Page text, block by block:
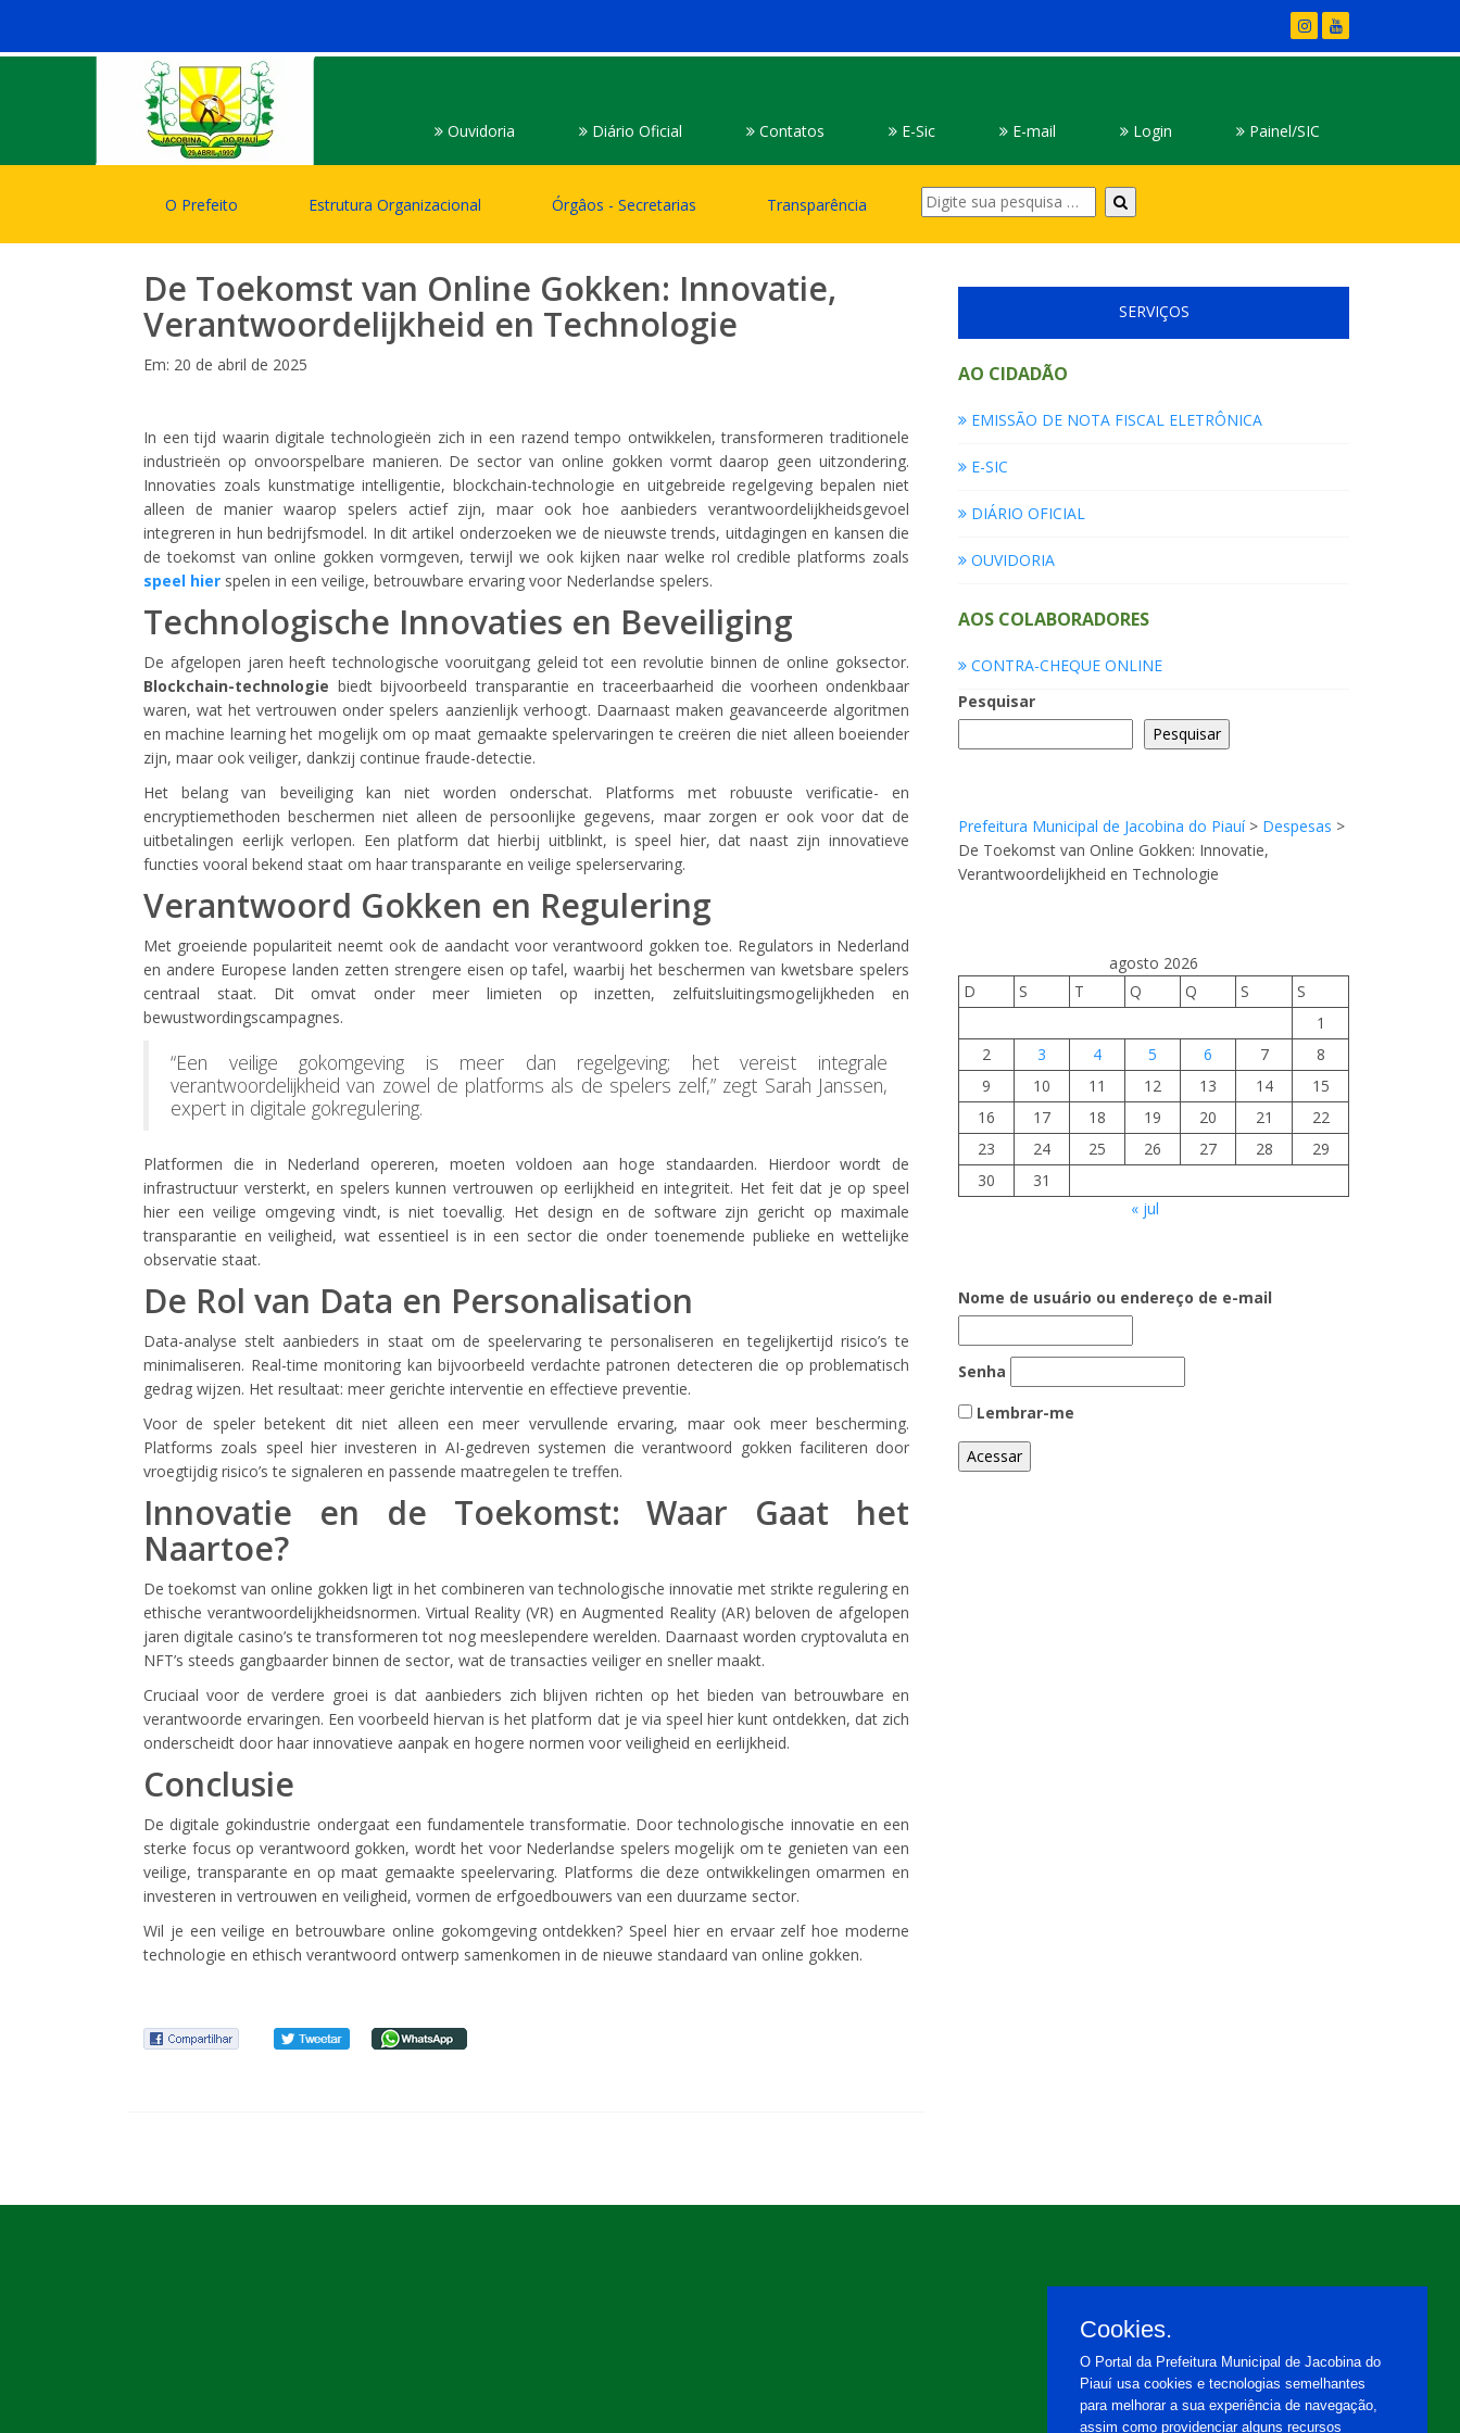
Ouvidoria Diário Oficial Contatos E-Sic E-mail Login Painel/SIC
O Prefeito Estrutura Organizacional Órgâos - Secretarias Transparência
Digite
sua
pesquisa
De Toekomst van Online Gokken: Innovatie,
Verantwoordelijkheid en Technologie
Em: 20 de abril de 2025
In een tijd waarin digitale technologieën zich in een razend tempo ontwikkelen, transformeren traditionele
industrieën op onvoorspelbare manieren. De sector van online gokken vormt daarop geen uitzondering.
Innovaties zoals kunstmatige intelligentie, blockchain-technologie en uitgebreide regelgeving bepalen niet
alleen de manier waarop spelers actief zijn, maar ook hoe aanbieders verantwoordelijkheidsgevoel
integreren in hun bedrijfsmodel. In dit artikel onderzoeken we de nieuwste trends, uitdagingen en kansen die
de toekomst van online gokken vormgeven, terwijl we ook kijken naar welke rol credible platforms zoals
speel hier spelen in een veilige, betrouwbare ervaring voor Nederlandse spelers.
Technologische Innovaties en Beveiliging
De afgelopen jaren heeft technologische vooruitgang geleid tot een revolutie binnen de online goksector.
Blockchain-technologie biedt bijvoorbeeld transparantie en traceerbaarheid die voorheen ondenkbaar
waren, wat het vertrouwen onder spelers aanzienlijk verhoogt. Daarnaast maken geavanceerde algoritmen
en machine learning het mogelijk om op maat gemaakte spelervaringen te creëren die niet alleen boeiender
zijn, maar ook veiliger, dankzij continue fraude-detectie.
Het belang van beveiliging kan niet worden onderschat. Platforms met robuuste verificatie- en
encryptiemethoden beschermen niet alleen de persoonlijke gegevens, maar zorgen er ook voor dat de
uitbetalingen eerlijk verlopen. Een platform dat hierbij uitblinkt, is speel hier, dat naast zijn innovatieve
functies vooral bekend staat om haar transparante en veilige spelerservaring.
Verantwoord Gokken en Regulering
Met groeiende populariteit neemt ook de aandacht voor verantwoord gokken toe. Regulators in Nederland
en andere Europese landen zetten strengere eisen op tafel, waarbij het beschermen van kwetsbare spelers
centraal staat. Dit omvat onder meer limieten op inzetten, zelfuitsluitingsmogelijkheden en
bewustwordingscampagnes.
“Een veilige gokomgeving is meer dan regelgeving; het vereist integrale
verantwoordelijkheid van zowel de platforms als de spelers zelf,” zegt Sarah Janssen,
expert in digitale gokregulering.
Platformen die in Nederland opereren, moeten voldoen aan hoge standaarden. Hierdoor wordt de
infrastructuur versterkt, en spelers kunnen vertrouwen op eerlijkheid en integriteit. Het feit dat je op speel
hier een veilige omgeving vindt, is niet toevallig. Het design en de software zijn gericht op maximale
transparantie en veiligheid, wat essentieel is in een sector die onder toenemende publieke en wettelijke
observatie staat.
De Rol van Data en Personalisation
Data-analyse stelt aanbieders in staat om de speelervaring te personaliseren en tegelijkertijd risico’s te
minimaliseren. Real-time monitoring kan bijvoorbeeld verdachte patronen detecteren die op problematisch
gedrag wijzen. Het resultaat: meer gerichte interventie en effectieve preventie.
Voor de speler betekent dit niet alleen een meer vervullende ervaring, maar ook meer bescherming.
Platforms zoals speel hier investeren in AI-gedreven systemen die verantwoord gokken faciliteren door
vroegtijdig risico’s te signaleren en passende maatregelen te treffen.
Innovatie en de Toekomst: Waar Gaat het
Naartoe?
De toekomst van online gokken ligt in het combineren van technologische innovatie met strikte regulering en
ethische verantwoordelijkheidsnormen. Virtual Reality (VR) en Augmented Reality (AR) beloven de afgelopen
jaren digitale casino’s te transformeren tot nog meeslependere werelden. Daarnaast worden cryptovaluta en
NFT’s steeds gangbaarder binnen de sector, wat de transacties veiliger en sneller maakt.
Cruciaal voor de verdere groei is dat aanbieders zich blijven richten op het bieden van betrouwbare en
verantwoorde ervaringen. Een voorbeeld hiervan is het platform dat je via speel hier kunt ontdekken, dat zich
onderscheidt door haar innovatieve aanpak en hogere normen voor veiligheid en eerlijkheid.
Conclusie
De digitale gokindustrie ondergaat een fundamentele transformatie. Door technologische innovatie en een
sterke focus op verantwoord gokken, wordt het voor Nederlandse spelers mogelijk om te genieten van een
veilige, transparante en op maat gemaakte speelervaring. Platforms die deze ontwikkelingen omarmen en
investeren in vertrouwen en veiligheid, vormen de erfgoedbouwers van een duurzame sector.
Wil je een veilige en betrouwbare online gokomgeving ontdekken? Speel hier en ervaar zelf hoe moderne
technologie en ethisch verantwoord ontwerp samenkomen in de nieuwe standaard van online gokken.
SERVIÇOS
AO CIDADÃO
EMISSÃO DE NOTA FISCAL ELETRÔNICA
E-SIC
DIÁRIO OFICIAL
OUVIDORIA
AOS COLABORADORES
CONTRA-CHEQUE ONLINE
Pesquisar
Pesquisar
Prefeitura Municipal de Jacobina do Piauí> Despesas >
De Toekomst van Online Gokken: Innovatie,
Verantwoordelijkheid en Technologie
agosto 2026
D
S T Q Q S
S
1
2
3 4 5 6 7
8
9
10 11 12 13 14
15
16
17 18 19 20 21
22
23
24 25 26 27 28
29
30
31
« jul
Nome de usuário ou endereço de e-mail
Senha
Lembrar-me
Cookies.
O Portal da Prefeitura Municipal de Jacobina do
Piauí usa cookies e tecnologias semelhantes
para melhorar a sua experiência de navegação,
assim como providenciar alguns recursos